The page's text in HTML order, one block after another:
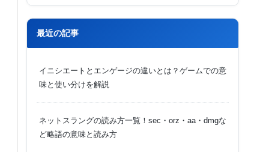
最近の記事
イニシエートとエンゲージの違いとは？ゲームでの意
味と使い分けを解説
ネットスラングの読み方一覧！sec・orz・aa・dmgな
ど略語の意味と読み方